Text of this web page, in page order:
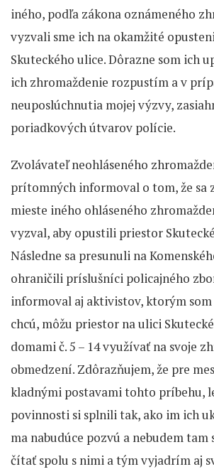
iného, podľa zákona oznámeného
vyzvali sme ich na okamžité
Skuteckého ulice. Dôrazne som ich
ich zhromaždenie rozpustím a v
neuposlúchnutia mojej výzvy,
poriadkových útvarov polície.
Zvolávateľ neohláseného
prítomných informoval o tom, že sa
mieste iného ohláseného
vyzval, aby opustili priestor
Následne sa presunuli na
ohraničili príslušníci policajného
informoval aj aktivistov, ktorým som
chcú, môžu priestor na ulici
domami č. 5 – 14 využívať na svoje
obmedzení. Zdôrazňujem, že pre
kladnými postavami tohto príbehu,
povinnosti si splnili tak, ako im ich
ma nabudúce pozvú a nebudem tam
čítať spolu s nimi a tým vyjadrím aj